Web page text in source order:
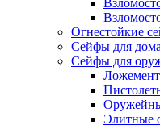
Огнестойкие
Сейфы для дома
Сейфы для
Элитные